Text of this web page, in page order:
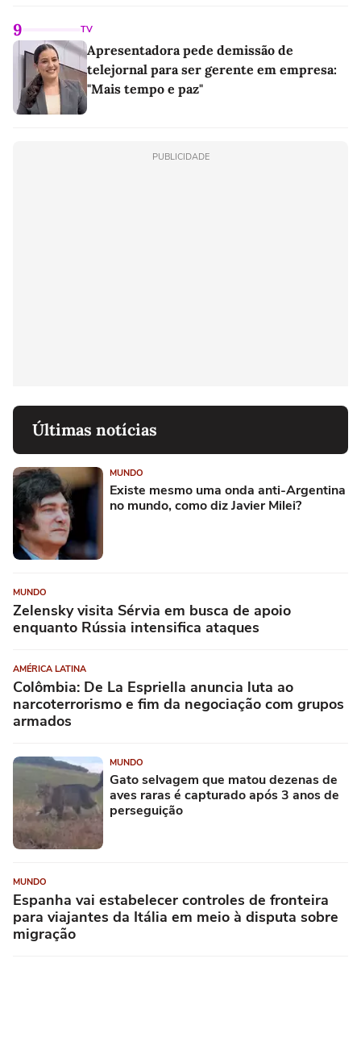
9 TV
Apresentadora pede demissão de
telejornal para ser gerente em empresa:
"Mais tempo e paz"
PUBLICIDADE
Últimas notícias
MUNDO
Existe mesmo uma onda anti-Argentina
no mundo, como diz Javier Milei?
MUNDO
Zelensky visita Sérvia em busca de apoio
enquanto Rússia intensifica ataques
AMÉRICA LATINA
Colômbia: De La Espriella anuncia luta ao
narcoterrorismo e fim da negociação com grupos
armados
MUNDO
Gato selvagem que matou dezenas de
aves raras é capturado após 3 anos de
perseguição
MUNDO
Espanha vai estabelecer controles de fronteira
para viajantes da Itália em meio à disputa sobre
migração